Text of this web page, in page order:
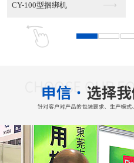
半自动PE捆绑机销售